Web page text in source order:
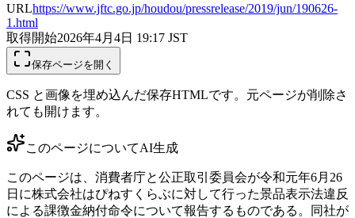
URLhttps://www.jftc.go.jp/houdou/pressrelease/2019/jun/190626-
1.html
取得開始2026年4月4日 19:17 JST
保存ページを開く
CSS と画像を埋め込んだ保存HTMLです。元ページが削除さ
れても開けます。
このページについてAI生成
このページは、消費者庁と公正取引委員会が令和元年6月26
日に株式会社はぴねすくらぶに対して行った景品表示法違反
による課徴金納付命令について報告するものである。同社が